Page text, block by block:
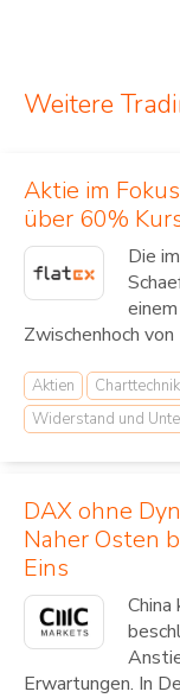
Weitere
Aktie im
über 60%
Die
Zwischenhoch
Aktien Charttechnik
Widerstand und
DAX ohne
Naher Osten
Eins
Erwartungen. In